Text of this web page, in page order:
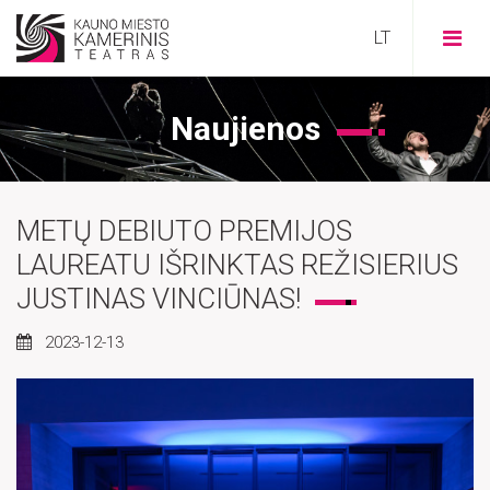
VISI
STIPRU
PRAMOGAI
TERAPIJAI
ŠEIMAI
ISTORIJA
IŠEITIES TAŠKAS
Naujienos
METŲ DEBIUTO PREMIJOS
LAUREATU IŠRINKTAS REŽISIERIUS
JUSTINAS VINCIŪNAS!
2023-12-13